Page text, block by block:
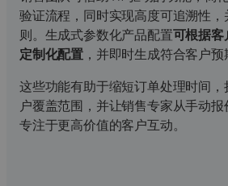
验证流程，同时实现高度可追溯性
则。生成式参数化产品配置可根据
定制化配置 ，并即时生成符合客户预
这些功能有助于缩短订单处理时间，
户覆盖范围，并让销售专家从手动报
专注于更高价值的客户互动。